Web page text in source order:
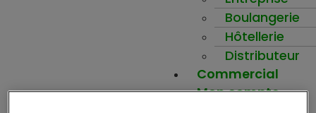
Boulangerie
Hôtellerie
Distributeur
Commercial
Mon compte